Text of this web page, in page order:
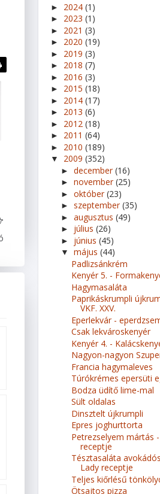
► 2024 (1)
► 2023 (1)
► 2021 (3)
► 2020 (19)
► 2019 (3)
► 2018 (7)
► 2016 (3)
► 2015 (18)
► 2014 (17)
► 2013 (6)
► 2012 (18)
► 2011 (64)
► 2010 (189)
▼ 2009 (352)
► december(16)
► november(25)
► október(23)
► szeptember(35)
► augusztus (49)
► július (26)
► június (45)
▼ május (44)
Padlizsánkrém
Kenyér 5. -
Hagymasaláta
Paprikáskrumpli
VKF. XXV.
Eperlekvár -
Csak lekvároskenyér
Kenyér 4. -
Nagyon-nagyon
Francia hagymaleves
Túrókrémes epersüti
Bodza üdítő lime-mal
Sült oldalas
Dinsztelt újkrumpli
Epres joghurttorta
Petrezselyem mártás
receptje
Tésztasaláta
Lady receptje
Teljes kiőrlésű
Ötsajtos pizza